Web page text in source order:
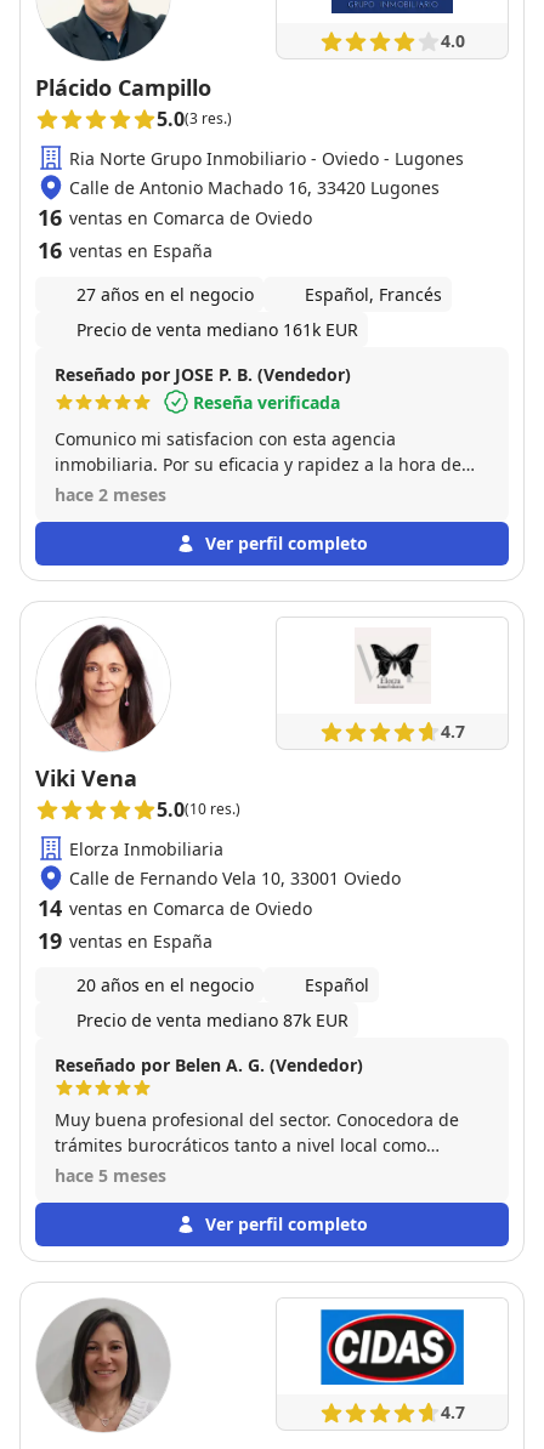
4.0
Plácido Campillo
5.0(3 res.)
Ria Norte Grupo Inmobiliario - Oviedo - Lugones
Calle de Antonio Machado 16, 33420 Lugones
16 ventas en Comarca de Oviedo
16 ventas en España
27 años en el negocio
Español, Francés
Precio de venta mediano 161k EUR
Reseñado por JOSE P. B. (Vendedor)
Reseña verificada
Comunico mi satisfacion con esta agencia
inmobiliaria. Por su eficacia y rapidez a la hora de
publicar y vender el piso que tenia en propiedad.
tenerme al tanto de todo en cada momento y
hacerme las cosas mas faciles. Por lo tanto
publicación de una venta.
hace 2 meses
Ver perfil completo
4.7
Viki Vena
5.0(10 res.)
Elorza Inmobiliaria
Calle de Fernando Vela 10, 33001 Oviedo
14 ventas en Comarca de Oviedo
19 ventas en España
20 años en el negocio
Español
Precio de venta mediano 87k EUR
Reseñado por Belen A. G. (Vendedor)
Muy buena profesional del sector. Conocedora de
trámites burocráticos tanto a nivel local como
provincial o estatal. Y siempre disponible tanto para
ella me despreocupe de la venta pues todo lo
gestiono ella
hace 5 meses
Ver perfil completo
4.7